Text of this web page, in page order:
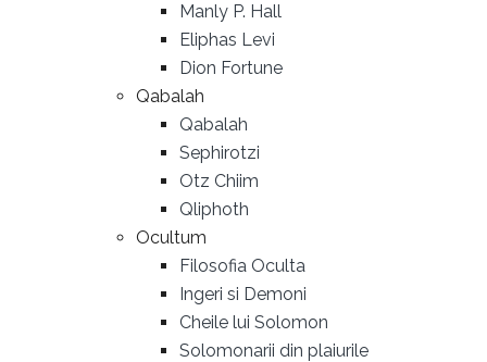
Manly P. Hall
Eliphas Levi
Dion Fortune
Qabalah
Qabalah
Sephirotzi
Otz Chiim
Qliphoth
Ocultum
Filosofia Oculta
Ingeri si Demoni
Cheile lui Solomon
Solomonarii din plaiurile